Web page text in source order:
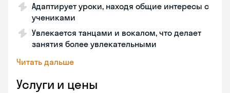
Адаптирует уроки, находя общие интересы с
учениками
Увлекается танцами и вокалом, что делает
занятия более увлекательными
Читать дальше
Услуги и цены